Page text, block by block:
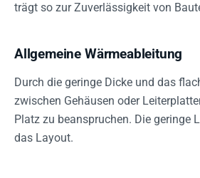
trägt so zur Zuverlässigkeit von
Allgemeine Wärmeableitung
Durch die geringe Dicke und das
zwischen Gehäusen oder
Platz zu beanspruchen. Die geringe
das Layout.